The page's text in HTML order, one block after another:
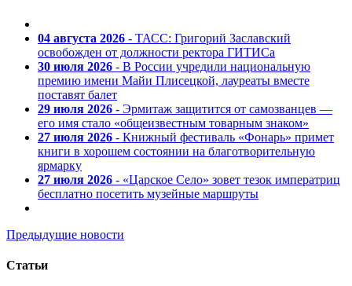
04 августа 2026 - ТАСС: Григорий Заславский
освобожден от должности ректора ГИТИСа
30 июля 2026 - В России учредили национальную
премию имени Майи Плисецкой, лауреаты вместе
поставят балет
29 июля 2026 - Эрмитаж защитится от самозванцев —
его имя стало «общеизвестным товарным знаком»
27 июля 2026 - Книжный фестиваль «Фонарь» примет
книги в хорошем состоянии на благотворительную
ярмарку
27 июля 2026 - «Царское Село» зовет тезок императриц
бесплатно посетить музейные маршруты
Предыдущие новости
Статьи